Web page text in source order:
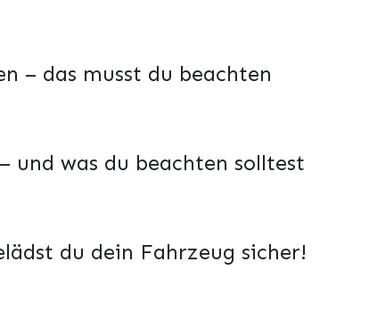
– das musst du beachten
und was du beachten solltest
du dein Fahrzeug sicher!